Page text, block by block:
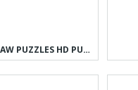
JIGSAW PUZZLES HD PUZZLE GAMES